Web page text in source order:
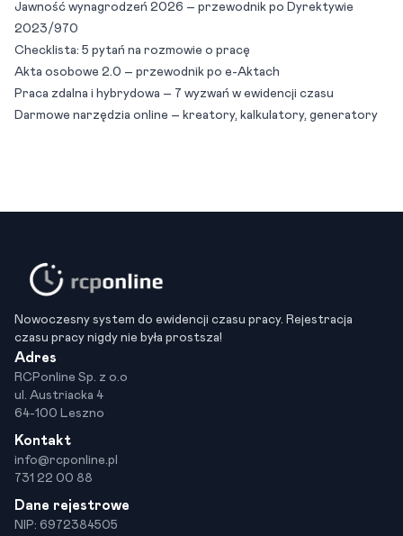
Jawność wynagrodzeń 2026 – przewodnik po Dyrektywie
2023/970
Checklista: 5 pytań na rozmowie o pracę
Akta osobowe 2.0 – przewodnik po e-Aktach
Praca zdalna i hybrydowa – 7 wyzwań w ewidencji czasu
Darmowe narzędzia online – kreatory, kalkulatory, generatory
Nowoczesny system do ewidencji czasu pracy. Rejestracja
czasu pracy nigdy nie była prostsza!
Adres
RCPonline Sp. z o.o
ul. Austriacka 4
64-100 Leszno
Kontakt
info@rcponline.pl
731 22 00 88
Dane rejestrowe
NIP: 6972384505